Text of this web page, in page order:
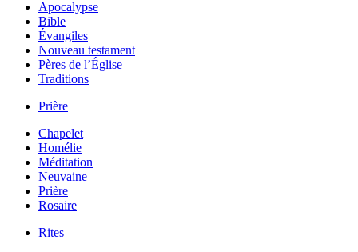
Apocalypse
Bible
Évangiles
Nouveau testament
Pères de l’Église
Traditions
Prière
Chapelet
Homélie
Méditation
Neuvaine
Prière
Rosaire
Rites